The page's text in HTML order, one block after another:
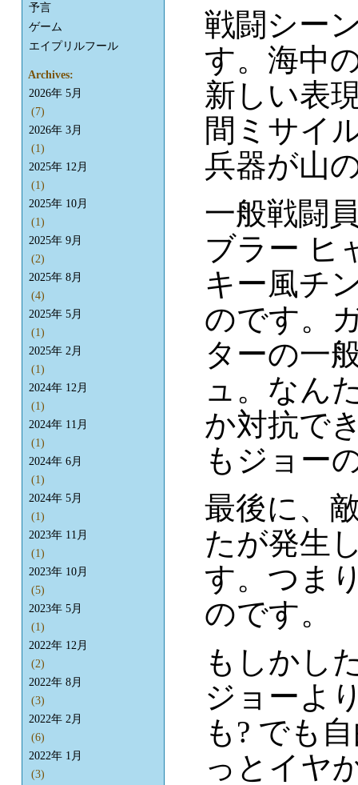
戦闘シー
す。海中
新しい表
間ミサイ
兵器が山
一般戦闘
ブラー ヒ
キー風チ
のです。
ターの一
ュ。なん
か対抗で
もジョー
最後に、
たが発生
す。つま
のです。
もしかし
ジョーよ
も? でも
っとイヤ
予言
ゲーム
エイプリルフール
Archives:
2026年 5月
(7)
2026年 3月
(1)
2025年 12月
(1)
2025年 10月
(1)
2025年 9月
(2)
2025年 8月
(4)
2025年 5月
(1)
2025年 2月
(1)
2024年 12月
(1)
2024年 11月
(1)
2024年 6月
(1)
2024年 5月
(1)
2023年 11月
(1)
2023年 10月
(5)
2023年 5月
(1)
2022年 12月
(2)
2022年 8月
(3)
2022年 2月
(6)
2022年 1月
(3)